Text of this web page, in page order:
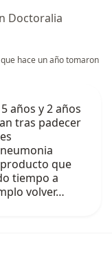
Doctoralia
hace un año tomaron
años y 2 años
tras padecer
que
tiempo a
volver…